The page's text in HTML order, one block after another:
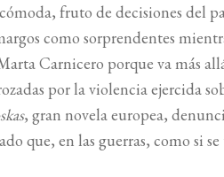
fruto de decisiones del
como sorprendentes
Carnicero porque va más
por la violencia ejercida
, gran novela europea,
que, en las guerras, como si